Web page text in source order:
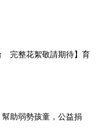
完整花絮敬請期待】育
助弱勢孩童，公益捐